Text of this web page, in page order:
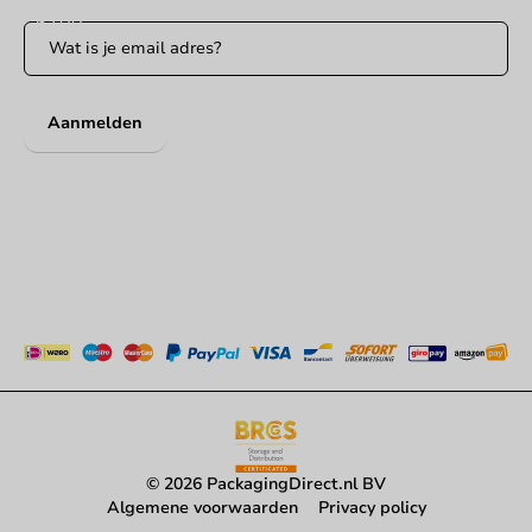
Aanmelden
© 2026 PackagingDirect.nl BV
Algemene voorwaarden
Privacy policy